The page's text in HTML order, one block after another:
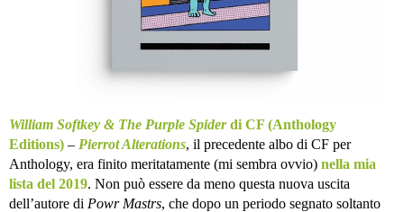
William Softkey & The Purple Spiderdi CF (Anthology
Editions) – Pierrot Alterations, il precedente albo di CF per
Anthology, era finito meritatamente (mi sembra ovvio) nella mia
lista del 2019. Non può essere da meno questa nuova uscita
dell’autore di Powr Mastrs, che dopo un periodo segnato soltanto